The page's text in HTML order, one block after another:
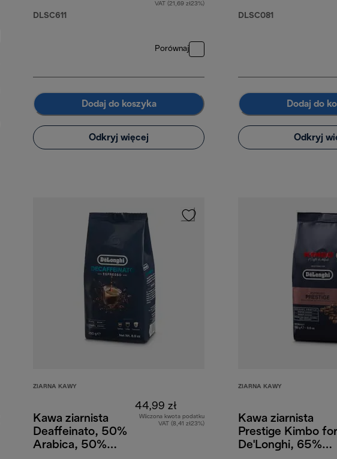
DLSC611
VAT (21,69 zł23%)
Porównaj
Dodaj do koszyka
Odkryj więcej
DLSC081
Dodaj do
Odkryj
ZIARNA KAWY
Kawa ziarnista
Deaffeinato, 50%
Arabica, 50%
44,99 zł
Wliczona kwota podatku
VAT (8,41 zł23%)
ZIARNA KAWY
Kawa ziarnista
Prestige Kimbo for
De'Longhi, 65%